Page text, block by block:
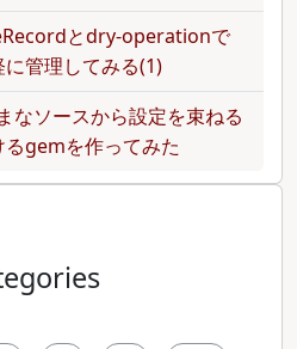
とdry-operationで
管理してみる(1)
なソースから設定を束ねる
gemを作ってみた